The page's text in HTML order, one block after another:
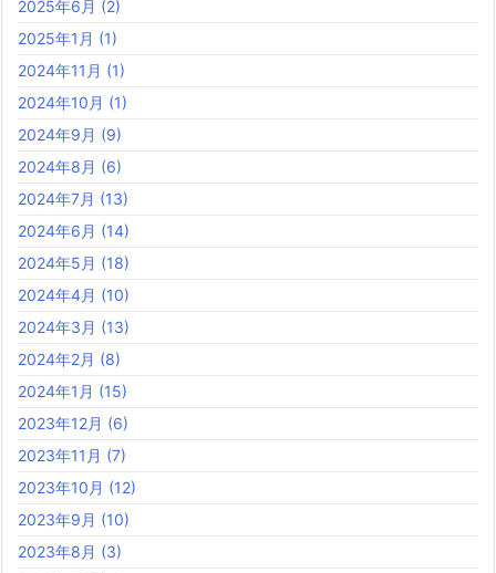
2025年6月 (2)
2025年1月 (1)
2024年11月 (1)
2024年10月 (1)
2024年9月 (9)
2024年8月 (6)
2024年7月 (13)
2024年6月 (14)
2024年5月 (18)
2024年4月 (10)
2024年3月 (13)
2024年2月 (8)
2024年1月 (15)
2023年12月 (6)
2023年11月 (7)
2023年10月 (12)
2023年9月 (10)
2023年8月 (3)